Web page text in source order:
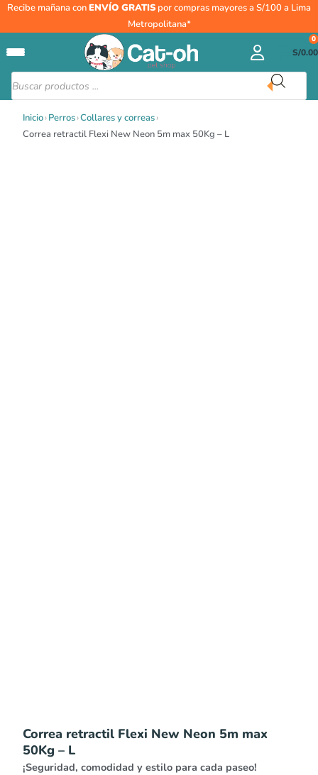
Recibe mañana conENVÍO GRATIS por compras mayores a S/100 a Lima
Metropolitana*
Búsqueda
de
productos
S/0.00
0
Inicio›Perros›Collares y correas›
Correa retractil Flexi New Neon 5m max 50Kg – L
Correa retractil Flexi New Neon 5m max
50Kg – L
¡Seguridad, comodidad y estilo para cada paseo!